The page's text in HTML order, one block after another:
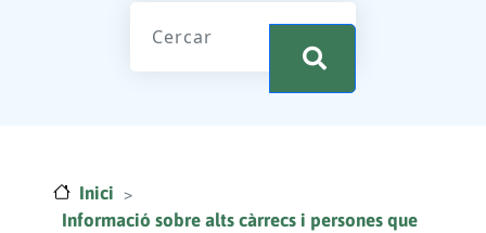
Inici
Informació sobre alts càrrecs i persones que